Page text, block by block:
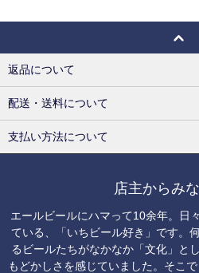
返品について
配送・送料について
支払い方法について
店主からみ
エールビールにハマって10余年。日
ている、「いちビール好き」です。
るビールたちがなかなか「文化」と
もどかしさを感じていました。そこ